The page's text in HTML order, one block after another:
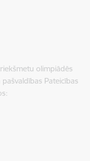
olimpiādēs
Pateicības